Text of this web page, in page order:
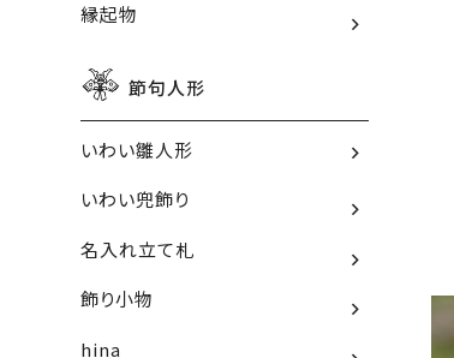
縁起物
節句人形
いわい雛人形
いわい兜飾り
名入れ立て札
飾り小物
hina